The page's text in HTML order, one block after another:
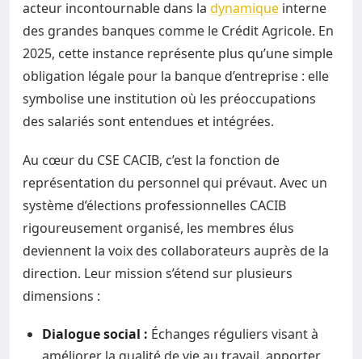
acteur incontournable dans la dynamique interne
des grandes banques comme le Crédit Agricole. En
2025, cette instance représente plus qu’une simple
obligation légale pour la banque d’entreprise : elle
symbolise une institution où les préoccupations
des salariés sont entendues et intégrées.
Au cœur du CSE CACIB, c’est la fonction de
représentation du personnel qui prévaut. Avec un
système d’élections professionnelles CACIB
rigoureusement organisé, les membres élus
deviennent la voix des collaborateurs auprès de la
direction. Leur mission s’étend sur plusieurs
dimensions :
Dialogue social : Échanges réguliers visant à